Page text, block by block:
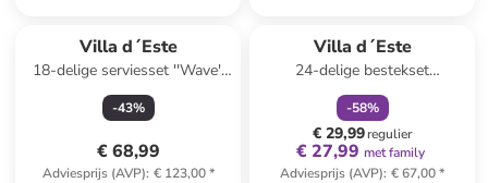
Villa d´Este
18-delige serviesset ''Wave''
wit
-43%
€ 68,99
Adviesprijs (AVP): € 123,00*
Villa d´Este
24-delige bestekset
"Lexington" goudkleurig
-58%
€ 29,99regulier
€ 27,99 met family
Adviesprijs (AVP): € 67,00*